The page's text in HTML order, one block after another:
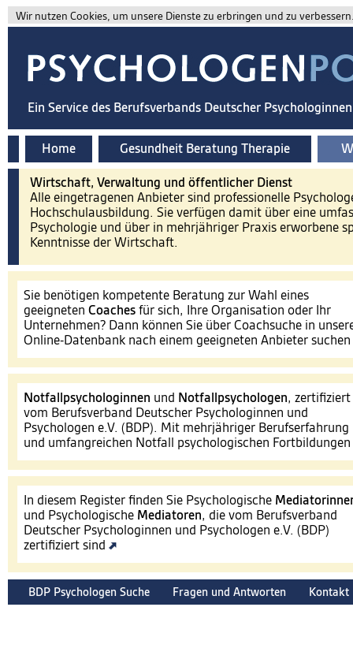
Wir nutzen Cookies, um unsere Dienste zu erbringen und zu
Ein Service des Berufsverbands Deutscher
Home Gesundheit Beratung Therapie
Wirtschaft, Verwaltung und öffentlicher Dienst
Alle eingetragenen Anbieter sind professionelle
Hochschulausbildung. Sie verfügen damit über eine
Psychologie und über in mehrjähriger Praxis erworbene
Kenntnisse der Wirtschaft.
Sie benötigen kompetente Beratung zur Wahl eines
geeigneten Coaches für sich, Ihre Organisation oder Ihr
Unternehmen? Dann können Sie über Coachsuche in
Online-Datenbank nach einem geeigneten Anbieter suchen
Notfallpsychologinnen und Notfallpsychologen, zertifiziert
vom Berufsverband Deutscher Psychologinnen und
Psychologen e.V. (BDP). Mit mehrjähriger Berufserfahrung
und umfangreichen Notfall psychologischen Fortbildungen
In diesem Register finden Sie Psychologische
und Psychologische Mediatoren, die vom Berufsverband
Deutscher Psychologinnen und Psychologen e.V. (BDP)
zertifiziert sind
BDP Psychologen Suche Fragen und Antworten Kontakt